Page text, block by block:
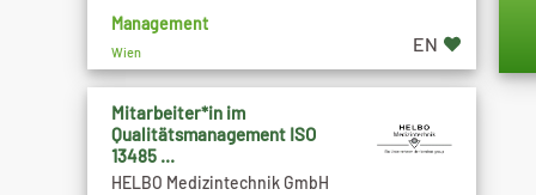
Management
Wien EN
Mitarbeiter*in im
Qualitätsmanagement ISO
13485 ...
HELBO Medizintechnik GmbH